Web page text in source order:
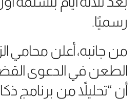
رسميًا.
من جانبه، أعلن محامي
الطعن في الدعوى
أن “تحليلاً من برنامج